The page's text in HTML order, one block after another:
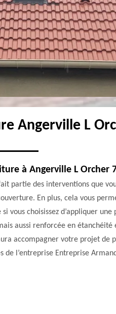
Angerville L
à Angerville L Orcher
partie des interventions que
En plus, cela vous
si vous choisissez d’appliquer
aussi renforcée en
accompagner votre projet de
de l’entreprise Entreprise